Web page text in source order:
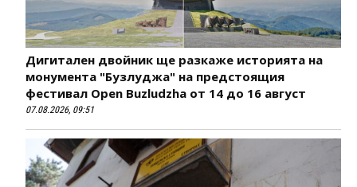
Дигитален двойник ще разкаже историята на
монумента "Бузлуджа" на предстоящия
фестивал Open Buzludzha от 14 до 16 август
07.08.2026, 09:51